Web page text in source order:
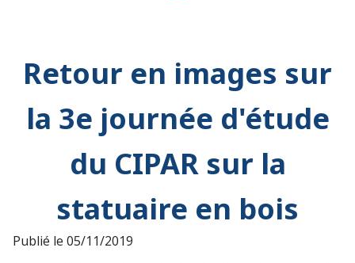
Retour en images sur
la 3e journée d'étude
du CIPAR sur la
statuaire en bois
Publié le 05/11/2019